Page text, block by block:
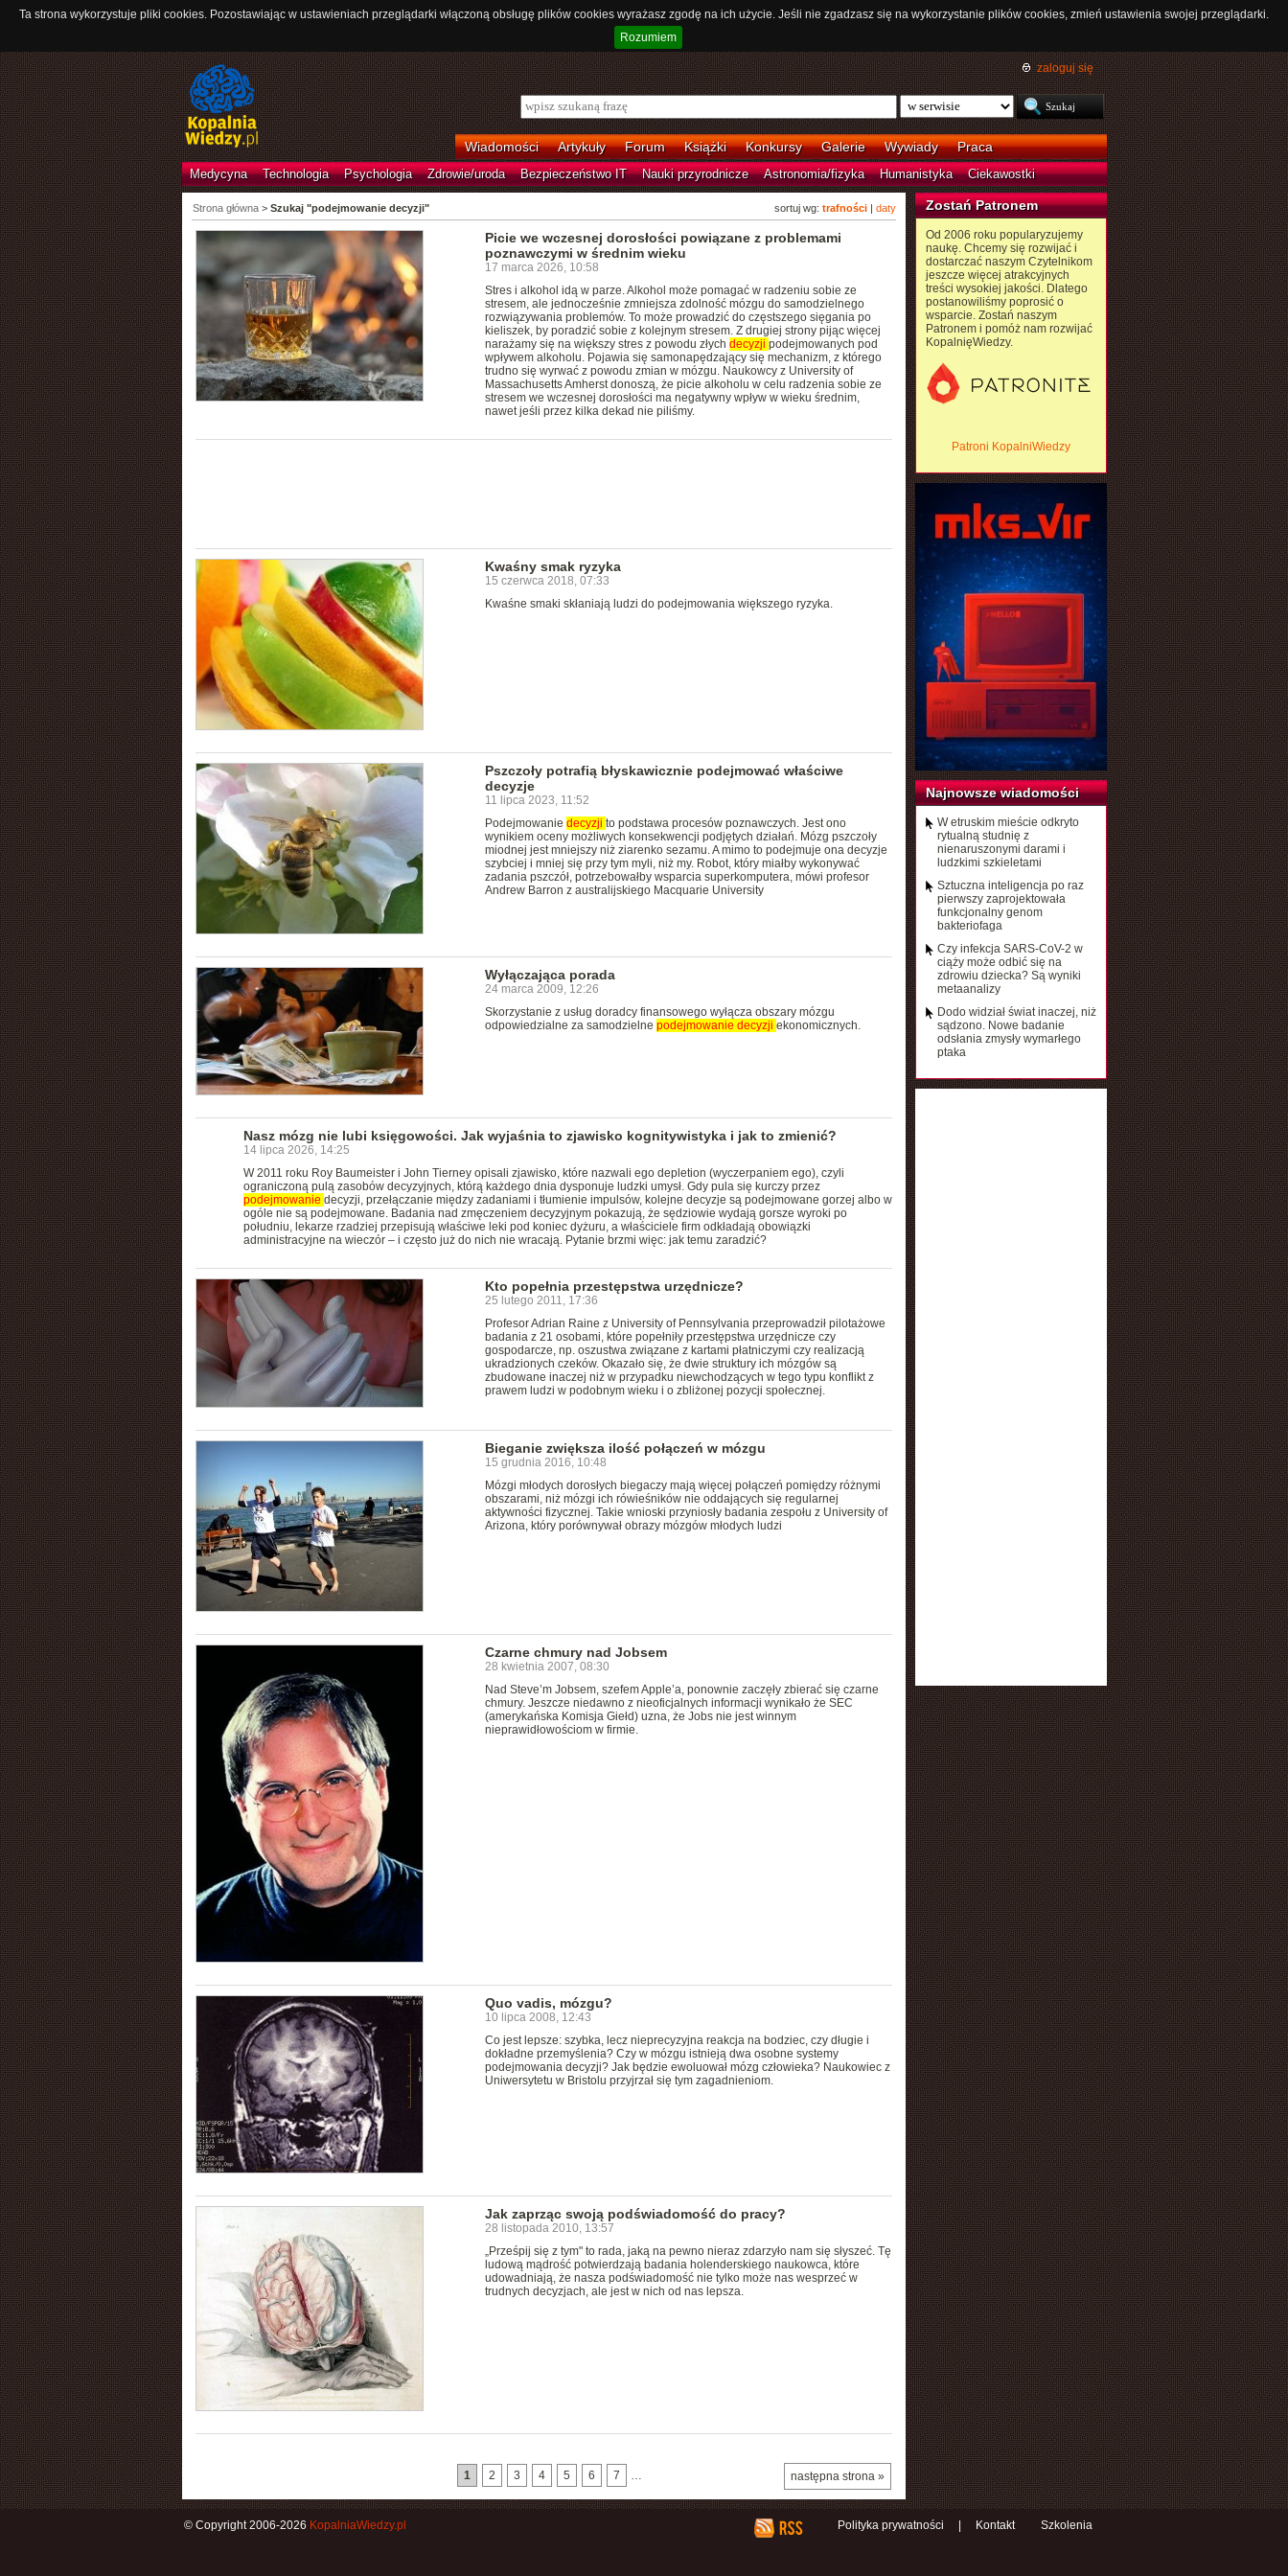
Ta strona wykorzystuje pliki cookies. Pozostawiając w ustawieniach przeglądarki włączoną obsługę plików cookies wyrażasz zgodę na ich użycie. Jeśli nie zgadzasz się na wykorzystanie plików cookies, zmień ustawienia swojej przeglądarki.
Rozumiem
zaloguj się
Wiadomości Artykuły Forum Książki Konkursy Galerie Wywiady Praca
Medycyna Technologia Psychologia Zdrowie/uroda Bezpieczeństwo IT Nauki przyrodnicze Astronomia/fizyka Humanistyka Ciekawostki
sortuj wg: trafności| daty
Strona główna> Szukaj "podejmowanie decyzji"
Picie we wczesnej dorosłości powiązane z problemami
poznawczymi w średnim wieku
17 marca 2026, 10:58
Stres i alkohol idą w parze. Alkohol może pomagać w radzeniu sobie ze
stresem, ale jednocześnie zmniejsza zdolność mózgu do samodzielnego
rozwiązywania problemów. To może prowadzić do częstszego sięgania po
kieliszek, by poradzić sobie z kolejnym stresem. Z drugiej strony pijąc więcej
narażamy się na większy stres z powodu złych decyzji podejmowanych pod
wpływem alkoholu. Pojawia się samonapędzający się mechanizm, z którego
trudno się wyrwać z powodu zmian w mózgu. Naukowcy z University of
Massachusetts Amherst donoszą, że picie alkoholu w celu radzenia sobie ze
stresem we wczesnej dorosłości ma negatywny wpływ w wieku średnim,
nawet jeśli przez kilka dekad nie piliśmy.
Kwaśny smak ryzyka
15 czerwca 2018, 07:33
Kwaśne smaki skłaniają ludzi do podejmowania większego ryzyka.
Pszczoły potrafią błyskawicznie podejmować właściwe
decyzje
11 lipca 2023, 11:52
Podejmowanie decyzji to podstawa procesów poznawczych. Jest ono
wynikiem oceny możliwych konsekwencji podjętych działań. Mózg pszczoły
miodnej jest mniejszy niż ziarenko sezamu. A mimo to podejmuje ona decyzje
szybciej i mniej się przy tym myli, niż my. Robot, który miałby wykonywać
zadania pszczół, potrzebowałby wsparcia superkomputera, mówi profesor
Andrew Barron z australijskiego Macquarie University
Wyłączająca porada
24 marca 2009, 12:26
Skorzystanie z usług doradcy finansowego wyłącza obszary mózgu
odpowiedzialne za samodzielne podejmowanie decyzji ekonomicznych.
Nasz mózg nie lubi księgowości. Jak wyjaśnia to zjawisko kognitywistyka i jak to zmienić?
14 lipca 2026, 14:25
W 2011 roku Roy Baumeister i John Tierney opisali zjawisko, które nazwali ego depletion (wyczerpaniem ego), czyli
ograniczoną pulą zasobów decyzyjnych, którą każdego dnia dysponuje ludzki umysł. Gdy pula się kurczy przez
podejmowanie decyzji, przełączanie między zadaniami i tłumienie impulsów, kolejne decyzje są podejmowane gorzej albo w
ogóle nie są podejmowane. Badania nad zmęczeniem decyzyjnym pokazują, że sędziowie wydają gorsze wyroki po
południu, lekarze rzadziej przepisują właściwe leki pod koniec dyżuru, a właściciele firm odkładają obowiązki
administracyjne na wieczór – i często już do nich nie wracają. Pytanie brzmi więc: jak temu zaradzić?
Kto popełnia przestępstwa urzędnicze?
25 lutego 2011, 17:36
Profesor Adrian Raine z University of Pennsylvania przeprowadził pilotażowe
badania z 21 osobami, które popełniły przestępstwa urzędnicze czy
gospodarcze, np. oszustwa związane z kartami płatniczymi czy realizacją
ukradzionych czeków. Okazało się, że dwie struktury ich mózgów są
zbudowane inaczej niż w przypadku niewchodzących w tego typu konflikt z
prawem ludzi w podobnym wieku i o zbliżonej pozycji społecznej.
Bieganie zwiększa ilość połączeń w mózgu
15 grudnia 2016, 10:48
Mózgi młodych dorosłych biegaczy mają więcej połączeń pomiędzy różnymi
obszarami, niż mózgi ich rówieśników nie oddających się regularnej
aktywności fizycznej. Takie wnioski przyniosły badania zespołu z University of
Arizona, który porównywał obrazy mózgów młodych ludzi
Czarne chmury nad Jobsem
28 kwietnia 2007, 08:30
Nad Steve’m Jobsem, szefem Apple’a, ponownie zaczęły zbierać się czarne
chmury. Jeszcze niedawno z nieoficjalnych informacji wynikało że SEC
(amerykańska Komisja Giełd) uzna, że Jobs nie jest winnym
nieprawidłowościom w firmie.
Quo vadis, mózgu?
10 lipca 2008, 12:43
Co jest lepsze: szybka, lecz nieprecyzyjna reakcja na bodziec, czy długie i
dokładne przemyślenia? Czy w mózgu istnieją dwa osobne systemy
podejmowania decyzji? Jak będzie ewoluował mózg człowieka? Naukowiec z
Uniwersytetu w Bristolu przyjrzał się tym zagadnieniom.
Jak zaprząc swoją podświadomość do pracy?
28 listopada 2010, 13:57
„Prześpij się z tym" to rada, jaką na pewno nieraz zdarzyło nam się słyszeć. Tę
ludową mądrość potwierdzają badania holenderskiego naukowca, które
udowadniają, że nasza podświadomość nie tylko może nas wesprzeć w
trudnych decyzjach, ale jest w nich od nas lepsza.
następna strona »
1 2 3 4 5 6 7 …
Zostań Patronem
Od 2006 roku popularyzujemy
naukę. Chcemy się rozwijać i
dostarczać naszym Czytelnikom
jeszcze więcej atrakcyjnych
treści wysokiej jakości. Dlatego
postanowiliśmy poprosić o
wsparcie. Zostań naszym
Patronem i pomóż nam rozwijać
KopalnięWiedzy.
Patroni KopalniWiedzy
Najnowsze wiadomości
W etruskim mieście odkryto
rytualną studnię z
nienaruszonymi darami i
ludzkimi szkieletami
Sztuczna inteligencja po raz
pierwszy zaprojektowała
funkcjonalny genom
bakteriofaga
Czy infekcja SARS-CoV-2 w
ciąży może odbić się na
zdrowiu dziecka? Są wyniki
metaanalizy
Dodo widział świat inaczej, niż
sądzono. Nowe badanie
odsłania zmysły wymarłego
ptaka
Polityka prywatności Kontakt Szkolenia
© Copyright 2006-2026 KopalniaWiedzy.pl